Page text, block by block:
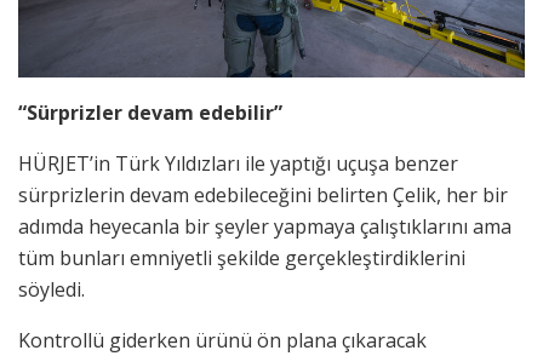
“Sürprizler devam edebilir”
HÜRJET’in Türk Yıldızları ile yaptığı uçuşa benzer
sürprizlerin devam edebileceğini belirten Çelik, her bir
adımda heyecanla bir şeyler yapmaya çalıştıklarını ama
tüm bunları emniyetli şekilde gerçekleştirdiklerini
söyledi.
Kontrollü giderken ürünü ön plana çıkaracak